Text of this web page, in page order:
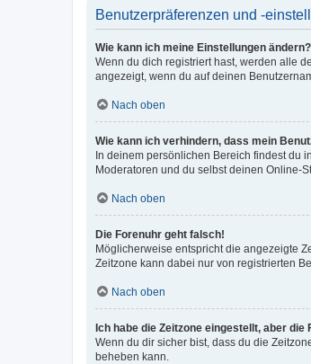
Benutzerpräferenzen und -
Wie kann ich meine Einstellungen ändern?
Wenn du dich registriert hast, werden alle
angezeigt, wenn du auf deinen
Nach oben
Wie kann ich verhindern, dass mein
In deinem persönlichen Bereich findest du
Moderatoren und du selbst deinen Online-
Nach oben
Die Forenuhr geht falsch!
Möglicherweise entspricht die angezeigte
Zeitzone kann dabei nur von registrierten
Nach oben
Ich habe die Zeitzone eingestellt, aber
Wenn du dir sicher bist, dass du die
beheben kann.